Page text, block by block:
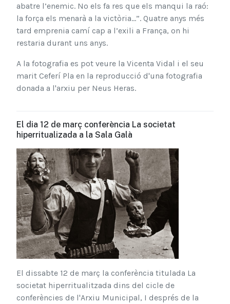
abatre l’enemic. No els fa res que els manqui la raó:
la força els menarà a la victòria...”. Quatre anys més
tard emprenia camí cap a l’exili a França, on hi
restaria durant uns anys.
A la fotografia es pot veure la Vicenta Vidal i el seu
marit Ceferí Pla en la reproducció d'una fotografia
donada a l'arxiu per Neus Heras.
El dia 12 de març conferència La societat
hiperritualizada a la Sala Galà
El dissabte 12 de març la conferència titulada La
societat hiperritualitzada dins del cicle de
conferències de l'Arxiu Municipal, I després de la